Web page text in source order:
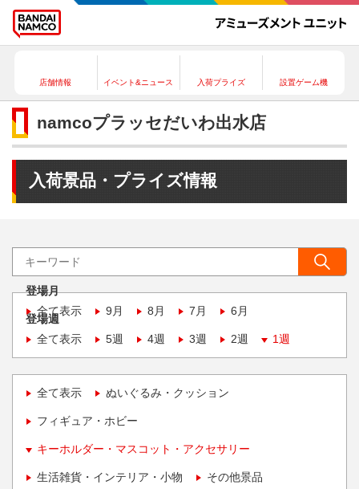
店舗情報 イベント&ニュース 入荷プライズ 設置ゲーム機
namcoプラッセだいわ出水店
入荷景品・プライズ情報
登場月
全て表示
9月 8月 7月 6月
登場週
全て表示
5週 4週 3週 2週 1週
全て表示 ぬいぐるみ・クッション
フィギュア・ホビー
キーホルダー・マスコット・アクセサリー
生活雑貨・インテリア・小物 その他景品